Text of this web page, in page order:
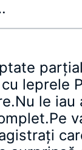
leprele
le iau